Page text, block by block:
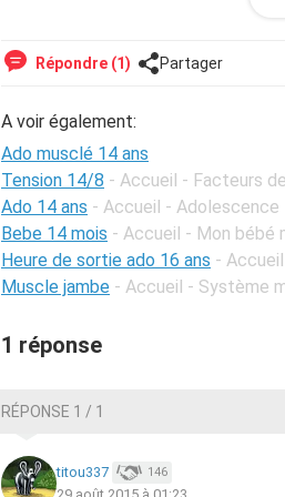
Mais ma première questions est :
?
Répondre (1) Partager
A voir également:
Ado musclé 14 ans
Tension 14/8 - Accueil - Facteurs
Ado 14 ans - Accueil - Adolescence
Bebe 14 mois - Accueil - Mon bébé
Heure de sortie ado 16 ans -
Muscle jambe - Accueil - Système
1 réponse
RÉPONSE 1 / 1
titou337 146